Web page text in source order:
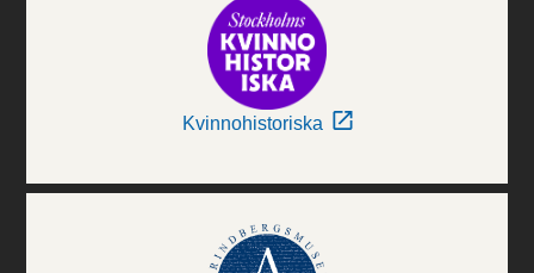
Kvinnohistoriska